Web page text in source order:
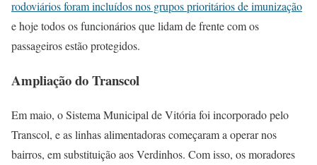
rodoviários foram incluídos nos grupos prioritários de imunização
e hoje todos os funcionários que lidam de frente com os
passageiros estão protegidos.
Ampliação do Transcol
Em maio, o Sistema Municipal de Vitória foi incorporado pelo
Transcol, e as linhas alimentadoras começaram a operar nos
bairros, em substituição aos Verdinhos. Com isso, os moradores